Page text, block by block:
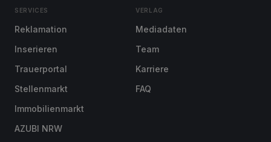
SERVICES
Reklamation
Inserieren
Trauerportal
Stellenmarkt
Immobilienmarkt
AZUBI NRW
VERLAG
Mediadaten
Team
Karriere
FAQ